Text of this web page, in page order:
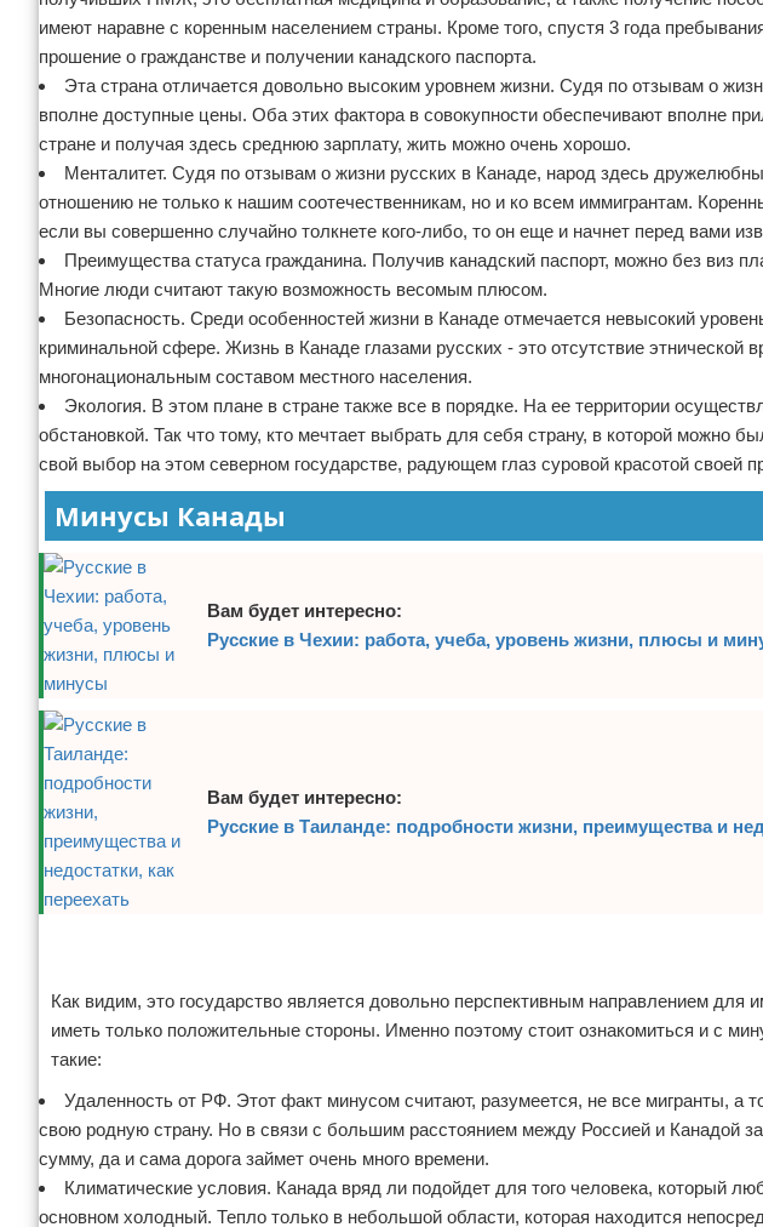
имеют наравне с коренным населением страны. Кроме того, спустя 3 года
прошение о гражданстве и получении канадского паспорта.
Эта страна отличается довольно высоким уровнем жизни. Судя по отзывам о
вполне доступные цены. Оба этих фактора в совокупности обеспечивают вполне
стране и получая здесь среднюю зарплату, жить можно очень хорошо.
Менталитет. Судя по отзывам о жизни русских в Канаде, народ здесь
отношению не только к нашим соотечественникам, но и ко всем иммигрантам.
если вы совершенно случайно толкнете кого-либо, то он еще и начнет перед вами
Преимущества статуса гражданина. Получив канадский паспорт, можно без виз
Многие люди считают такую возможность весомым плюсом.
Безопасность. Среди особенностей жизни в Канаде отмечается невысокий
криминальной сфере. Жизнь в Канаде глазами русских - это отсутствие
многонациональным составом местного населения.
Экология. В этом плане в стране также все в порядке. На ее территории
обстановкой. Так что тому, кто мечтает выбрать для себя страну, в которой можно
свой выбор на этом северном государстве, радующем глаз суровой красотой своей
Минусы Канады
Вам будет интересно:
Русские в Чехии: работа, учеба, уровень жизни, плюсы и
Вам будет интересно:
Русские в Таиланде: подробности жизни, преимущества и
Как видим, это государство является довольно перспективным направлением
иметь только положительные стороны. Именно поэтому стоит ознакомиться и с
такие:
Удаленность от РФ. Этот факт минусом считают, разумеется, не все мигранты, а
свою родную страну. Но в связи с большим расстоянием между Россией и Канадой
сумму, да и сама дорога займет очень много времени.
Климатические условия. Канада вряд ли подойдет для того человека, который
основном холодный. Тепло только в небольшой области, которая находится